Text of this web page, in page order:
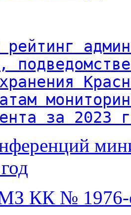
рейтинг
за 2023
КК № 1976-